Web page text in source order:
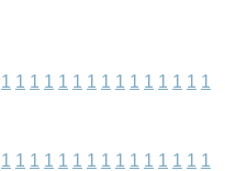
1 1 1 1 1 1 1 1 1 1 1 1 1 1 1
1 1 1 1 1 1 1 1 1 1 1 1 1 1 1